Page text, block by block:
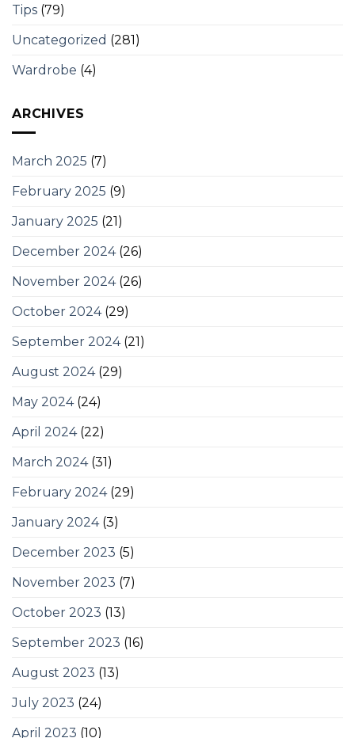
Tips (79)
Uncategorized (281)
Wardrobe (4)
ARCHIVES
March 2025 (7)
February 2025 (9)
January 2025 (21)
December 2024(26)
November 2024(26)
October 2024(29)
September 2024(21)
August 2024(29)
May 2024(24)
April 2024(22)
March 2024(31)
February 2024(29)
January 2024(3)
December 2023 (5)
November 2023 (7)
October 2023 (13)
September 2023 (16)
August 2023 (13)
July 2023 (24)
April 2023 (10)